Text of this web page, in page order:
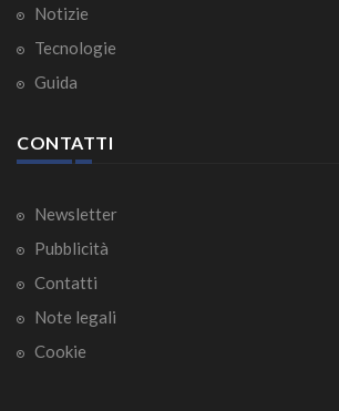
Notizie
Tecnologie
Guida
CONTATTI
Newsletter
Pubblicità
Contatti
Note legali
Cookie